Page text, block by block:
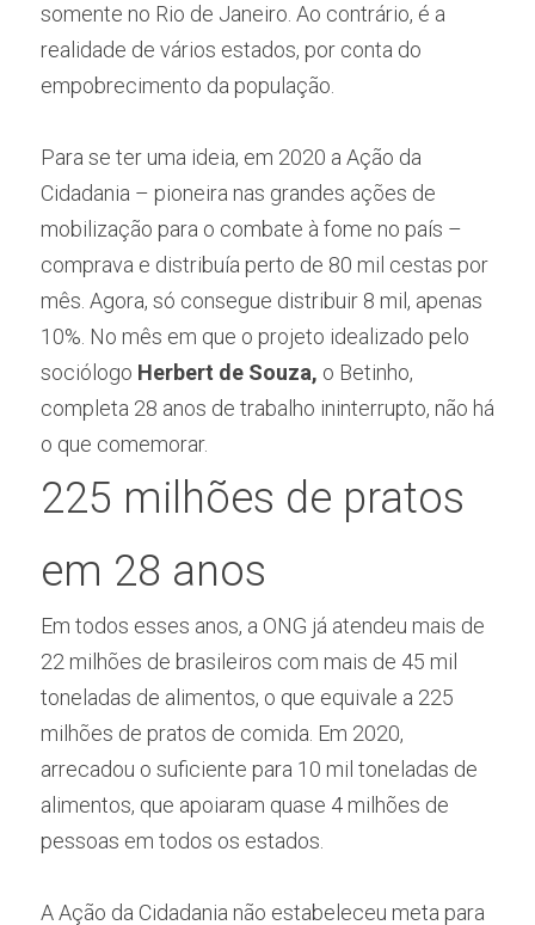
somente no Rio de Janeiro. Ao contrário, é a
realidade de vários estados, por conta do
empobrecimento da população.
Para se ter uma ideia, em 2020 a Ação da
Cidadania – pioneira nas grandes ações de
mobilização para o combate à fome no país –
comprava e distribuía perto de 80 mil cestas por
mês. Agora, só consegue distribuir 8 mil, apenas
10%. No mês em que o projeto idealizado pelo
sociólogo Herbert de Souza, o Betinho,
completa 28 anos de trabalho ininterrupto, não há
o que comemorar.
225 milhões de pratos
em 28 anos
Em todos esses anos, a ONG já atendeu mais de
22 milhões de brasileiros com mais de 45 mil
toneladas de alimentos, o que equivale a 225
milhões de pratos de comida. Em 2020,
arrecadou o suficiente para 10 mil toneladas de
alimentos, que apoiaram quase 4 milhões de
pessoas em todos os estados.
A Ação da Cidadania não estabeleceu meta para